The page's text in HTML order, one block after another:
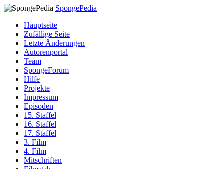
SpongePedia
Hauptseite
Zufällige Seite
Letzte Änderungen
Autorenportal
Team
SpongeForum
Hilfe
Projekte
Impressum
Episoden
15. Staffel
16. Staffel
17. Staffel
3. Film
4. Film
Mitschriften